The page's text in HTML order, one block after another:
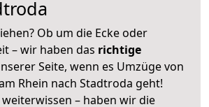
Ob um die Ecke oder
– wir haben das richtige
Seite, wenn es Umzüge von
Rhein nach Stadtroda geht!
– haben wir die